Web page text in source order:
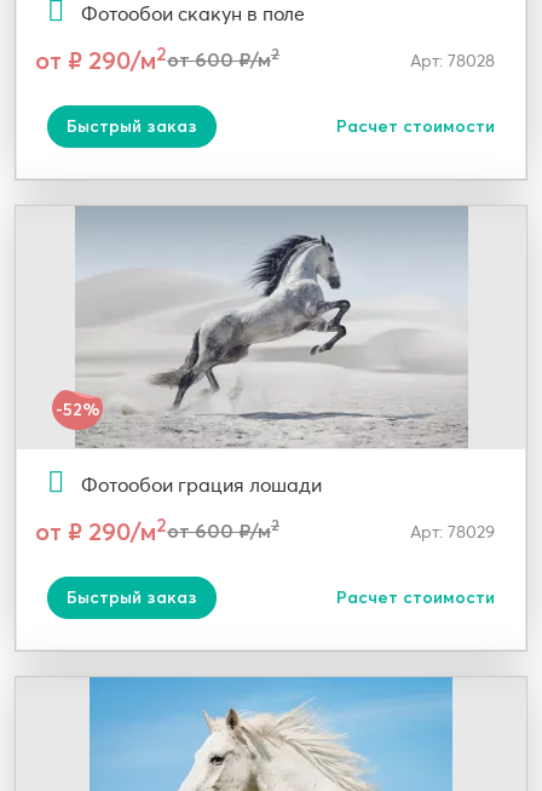
Фотообои скакун в поле
от ₽ 290/м2от 600 ₽/м2 Арт: 78028
Быстрый заказ Расчет стоимости
-52%
Фотообои грация лошади
от ₽ 290/м2от 600 ₽/м2 Арт: 78029
Быстрый заказ Расчет стоимости